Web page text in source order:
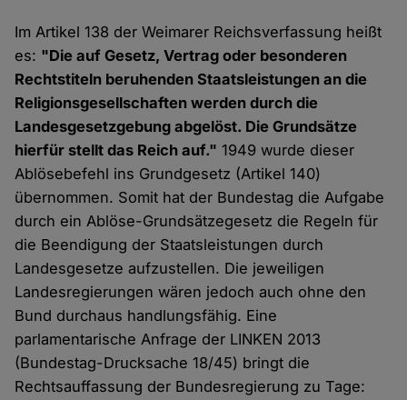
Im Artikel 138 der Weimarer Reichsverfassung heißt
es: "Die auf Gesetz, Vertrag oder besonderen
Rechtstiteln beruhenden Staatsleistungen an die
Religionsgesellschaften werden durch die
Landesgesetzgebung abgelöst. Die Grundsätze
hierfür stellt das Reich auf." 1949 wurde dieser
Ablösebefehl ins Grundgesetz (Artikel 140)
übernommen. Somit hat der Bundestag die Aufgabe
durch ein Ablöse-Grundsätzegesetz die Regeln für
die Beendigung der Staatsleistungen durch
Landesgesetze aufzustellen. Die jeweiligen
Landesregierungen wären jedoch auch ohne den
Bund durchaus handlungsfähig. Eine
parlamentarische Anfrage der LINKEN 2013
(Bundestag-Drucksache 18/45) bringt die
Rechtsauffassung der Bundesregierung zu Tage: